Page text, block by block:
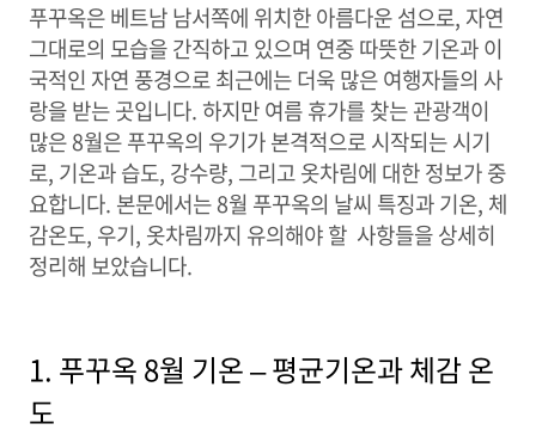
푸꾸옥은 베트남 남서쪽에 위치한 아름다운 섬으로, 자연
그대로의 모습을 간직하고 있으며 연중 따뜻한 기온과 이
국적인 자연 풍경으로 최근에는 더욱 많은 여행자들의 사
랑을 받는 곳입니다. 하지만 여름 휴가를 찾는 관광객이
많은 8월은 푸꾸옥의 우기가 본격적으로 시작되는 시기
로, 기온과 습도, 강수량, 그리고 옷차림에 대한 정보가 중
요합니다. 본문에서는 8월 푸꾸옥의 날씨 특징과 기온, 체
감온도, 우기, 옷차림까지 유의해야 할 사항들을 상세히
정리해 보았습니다.
1. 푸꾸옥 8월 기온 – 평균기온과 체감 온
도